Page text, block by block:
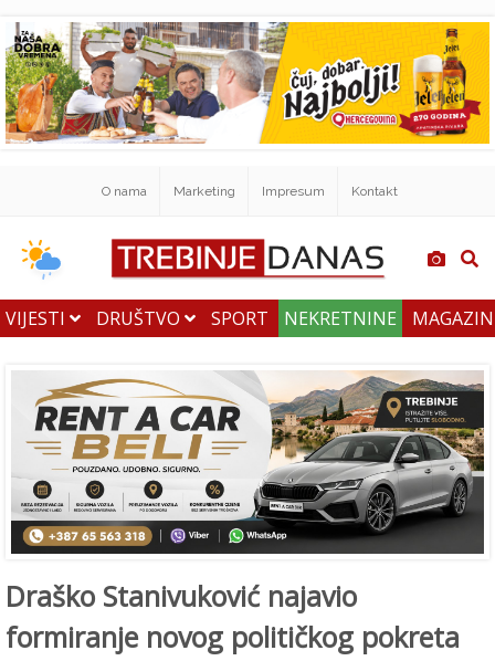
O nama Marketing Impresum Kontakt
VIJESTI DRUŠTVO SPORT NEKRETNINE
Draško Stanivuković najavio
formiranje novog političkog pokreta